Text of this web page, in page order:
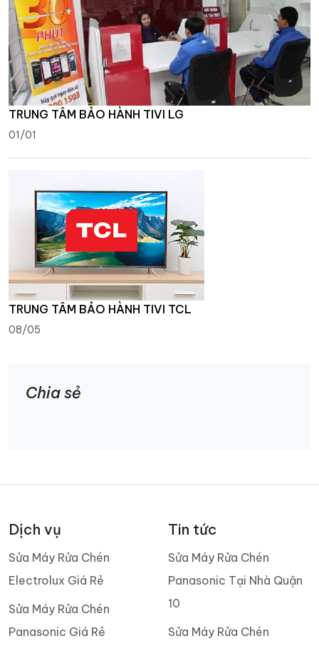
TRUNG TÂM BẢO HÀNH TIVI LG
01/01
TRUNG TÂM BẢO HÀNH TIVI TCL
08/05
Chia sẻ
Dịch vụ
Sửa Máy Rửa Chén
Electrolux Giá Rẻ
Sửa Máy Rửa Chén
Panasonic Giá Rẻ
Tin tức
Sửa Máy Rửa Chén
Panasonic Tại Nhà Quận
10
Sửa Máy Rửa Chén